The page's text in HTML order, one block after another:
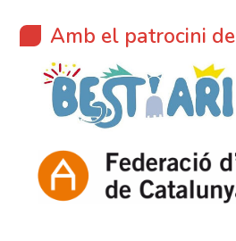
Amb el patrocini de